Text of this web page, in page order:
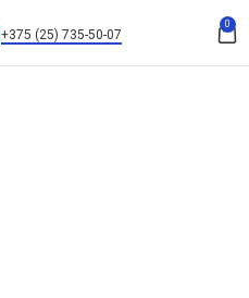
+375 (25) 735-50-07
0